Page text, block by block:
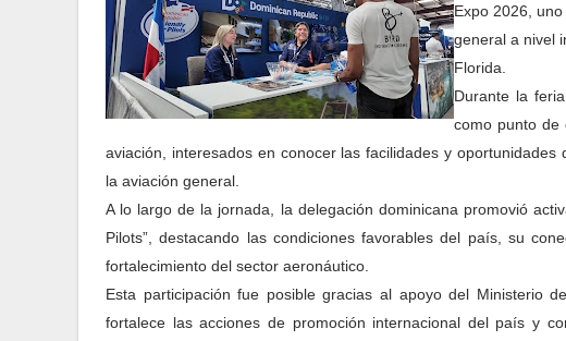
Expo 2026,
general a nivel
Florida.
Durante la
como punto de
aviación, interesados en conocer las facilidades y
la aviación general.
A lo largo de la jornada, la delegación dominicana promovió
Pilots”, destacando las condiciones favorables del país, su
fortalecimiento del sector aeronáutico.
Esta participación fue posible gracias al apoyo del Ministerio
fortalece las acciones de promoción internacional del país y